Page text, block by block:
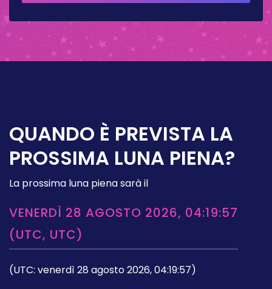
QUANDO È PREVISTA LA
PROSSIMA LUNA PIENA?
La prossima luna piena sarà il
VENERDÌ 28 AGOSTO 2026, 04:19:57
(UTC, UTC)
(UTC: venerdì 28 agosto 2026, 04:19:57)